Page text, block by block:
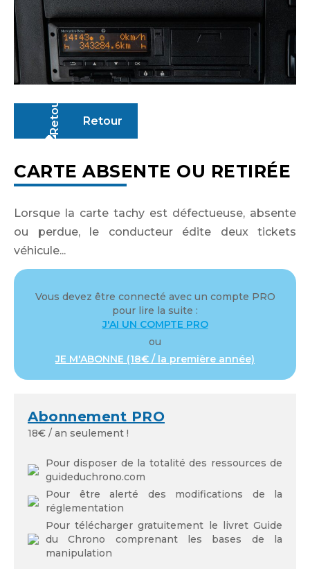
Retour
CARTE ABSENTE OU RETIRÉE
Lorsque la carte tachy est défectueuse, absente
ou perdue, le conducteur édite deux tickets
véhicule...
Vous devez être connecté avec un compte PRO
pour lire la suite :
J'AI UN COMPTE PRO
ou
JE M'ABONNE (18€ / la première année)
Abonnement PRO
18€ / an seulement !
Pour disposer de la totalité des ressources de
guideduchrono.com
Pour être alerté des modifications de la
réglementation
Pour télécharger gratuitement le livret Guide
du Chrono comprenant les bases de la
manipulation
Identifiant ou adresse de courriel
Se souvenir de moi
Mot de passe oublié